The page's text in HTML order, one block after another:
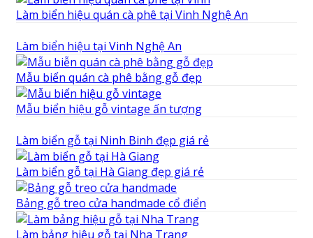
Làm biển hiệu quán cà phê tại Vinh Nghệ An
Làm biển hiệu tại Vinh Nghệ An
Mẫu biển quán cà phê bằng gỗ đẹp
Mẫu biển hiệu gỗ vintage ấn tượng
Làm biển gỗ tại Ninh Binh đẹp giá rẻ
Làm biển gỗ tại Hà Giang đẹp giá rẻ
Bảng gỗ treo cửa handmade cổ điển
Làm bảng hiệu gỗ tại Nha Trang